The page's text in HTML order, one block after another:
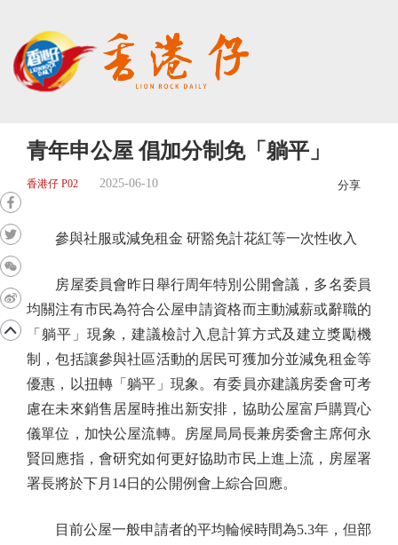
青年申公屋 倡加分制免「躺平」
香港仔 P02 2025-06-10 分享
參與社服或減免租金 研豁免計花紅等一次性收入
房屋委員會昨日舉行周年特別公開會議，多名委員
均關注有市民為符合公屋申請資格而主動減薪或辭職的
「躺平」現象，建議檢討入息計算方式及建立獎勵機
制，包括讓參與社區活動的居民可獲加分並減免租金等
優惠，以扭轉「躺平」現象。有委員亦建議房委會可考
慮在未來銷售居屋時推出新安排，協助公屋富戶購買心
儀單位，加快公屋流轉。房屋局局長兼房委會主席何永
賢回應指，會研究如何更好協助市民上進上流，房屋署
署長將於下月14日的公開例會上綜合回應。
目前公屋一般申請者的平均輪候時間為5.3年，但部